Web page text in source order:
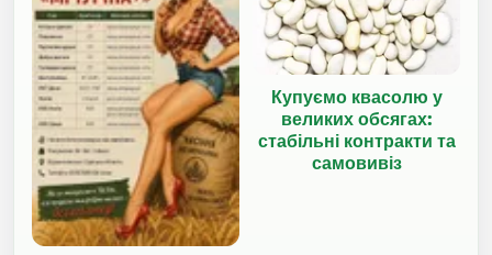
Купуємо квасолю у
великих обсягах:
стабільні контракти та
самовивіз